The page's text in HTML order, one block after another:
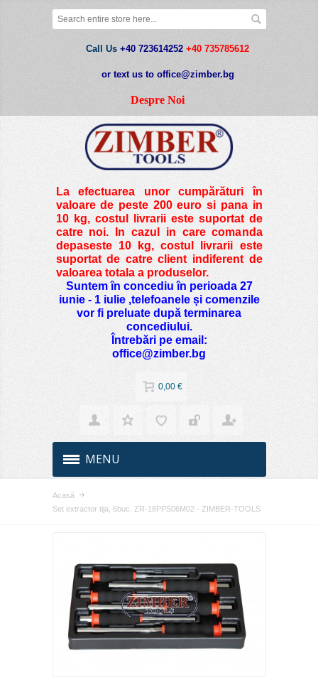
Call Us +40 723614252 +40 735785612
or text us to office@zimber.bg
Despre Noi
La efectuarea unor cumpărături în
valoare de peste200 euro si pana in
10 kg, costul livrarii este suportat de
catre noi. In cazul in care comanda
depaseste 10 kg, costul livrarii este
suportat de catre client indiferent de
valoarea totala a produselor.
Suntem în concediu în perioada 27
iunie - 1 iulie ,telefoanele și comenzile
vor fi preluate după terminarea
concediului.
Întrebări pe email:
office@zimber.bg
0,00 €
MENU
Acasă
Set extractor tija, 6buc. ZR-18PPS06M02 - ZIMBER-TOOLS